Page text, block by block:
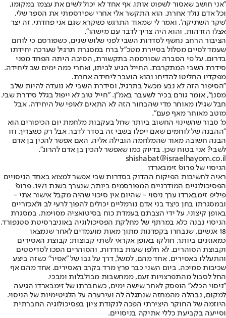
"אני חושב שאסור לשפוט אותו. אף אחד לא יכול לשים את עצמו במקומו,
וכל אדם נולד אחרת. הוא התקשר אלי אחרי שפירסמתי את הספר שלי,
'שקר השתיקה', ואמר לי שמאוד התרגש כשקרא שגם אני פחדתי. זה יצר
אצלו הזדהות, והוא היה צריך לדבר עם מישהו".
הציבור הרחב נחשף לסדרות השבי לפני שלוש שנים, כשפורסם כי לוחם
שעמד לסיים מסלול בסיירת מטכ"ל ברח במסגרת תרגיל שערכה יחידתו
בדרום. על פי הסברה שפורסמה בתקשורת, הסיבה היתה הפחד מפני
סידרת השבי המתקרבת. החייל הגיע לביתו, ואחרי כמה ימים שב ליחידה.
מפקדיו החליטו להדיחו והוא הועבר ליחידה אחרת.
"הסיפור הזה לא נבע מכשל בתרגיל, וסידרת השבי לא נועדה להיות שלב
מסנן", אומר גורם בכיר לשעבר באמ"ן. "חייל טוב לא ייפול בגלל סידרת שבי.
חבל שגילו מאוחר מדי שהבחור הזה לא התאים לאופי של היחידה, אבל
מוטב מאוחר מאף פעם".
מ' סבור שהשינוי החשוב ביותר שחל בעקבות מלחמת יום הכיפורים הוא
"ההבנה של לוחמים שאם ייפלו בשבי זה בסדר לדבר, אבל רק כשצריך. וזו
הבנה חשובה מאוד שהמלחמה הובילה אליה. האם אפשר להכין בן אדם
לשבי? אני בטוח שכן. בדיוק כמו שאפשר להכין בן אדם להרוג".
shishabat@israelhayom.co.il
הניסוי של פרופ' זימבארדו
ראיה לחשיבות הפיקוח ההדוק בסדרות שבי אפשר למצוא באחד הניסויים
הפסיכולוגיים המודרניים המפורסמים ביותר, שנערך בשנת 1971. פרופ'
פיליפ זימבארדו ערך ניסוי - שהיום אין סיכוי שהיה מקבל אישור אתי -
ובמסגרתו בחן כיצד בני אדם נורמליים יכולים להפוך לרעי לב ולאכזריים
באופן קיצוני, על ידי הצבתם בעמדת כוח בסיטואציה מסוימת. במסגרת
הניסוי נבנה כלא במרתף של מחלקת הפסיכולוגיה באוניברסיטת סטנפורד.
18 אנשים, שנבחרו בקפדנות מתוך מאות מועמדים לאחר שנמצאו
כמאוזנים ביותר, חולקו באופן אקראי לשתי קבוצות: קבוצת האסירים
וקבוצת הסוהרים. לא חלפו שעות בודדות, והסוהרים הפכו לסדיסטים
והתעללו באסירים. אחד מהם, למשל, דרך על גבו של "אסיר" כשזה ביצע
שכיבות סמיכה. ביום השני כבר פרץ מרד בקרב האסירים. אחד מהם אף
החל לסבול מהתפרצויות זעם, ממחשבות מבולבלות ומבכי.
"ניסוי הכלא" הופסק לאחר שישה ימים, כשחברתו של זימבארדו הגיעה
למקום, נבהלה מהמחזה שנתגלה לה ועירערה על הלגיטימיות של הניסוי.
היוזמה של החוקר היצירתי הפכה לנקודת ציון בפסיכולוגיה החברתית
וסייעה בקביעת כללי אתיקה בניסויים.